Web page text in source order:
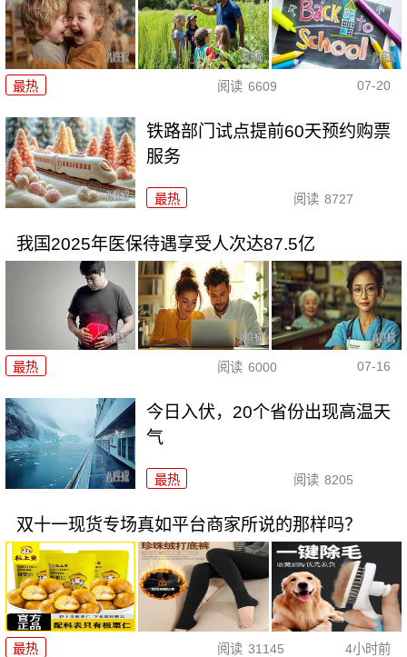
最热 阅读 6609 07-20
铁路部门试点提前60天预约购票
服务
最热 阅读 8727
我国2025年医保待遇享受人次达87.5亿
最热 阅读 6000 07-16
今日入伏，20个省份出现高温天
气
最热 阅读 8205
双十一现货专场真如平台商家所说的那样吗？
最热 阅读 31145 4小时前